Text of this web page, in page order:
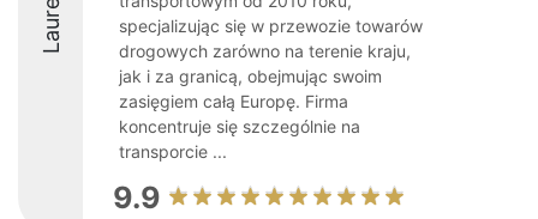
specjalizując się w przewozie towarów
drogowych zarówno na terenie kraju,
jak i za granicą, obejmując swoim
zasięgiem całą Europę. Firma
koncentruje się szczególnie na
transporcie ...
9.9